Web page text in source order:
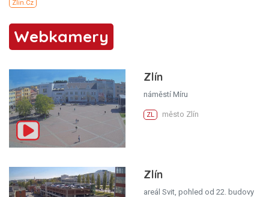
Webkamery
Zlín
náměstí Míru
ZL město Zlín
Zlín
areál Svit, pohled od 22. budovy